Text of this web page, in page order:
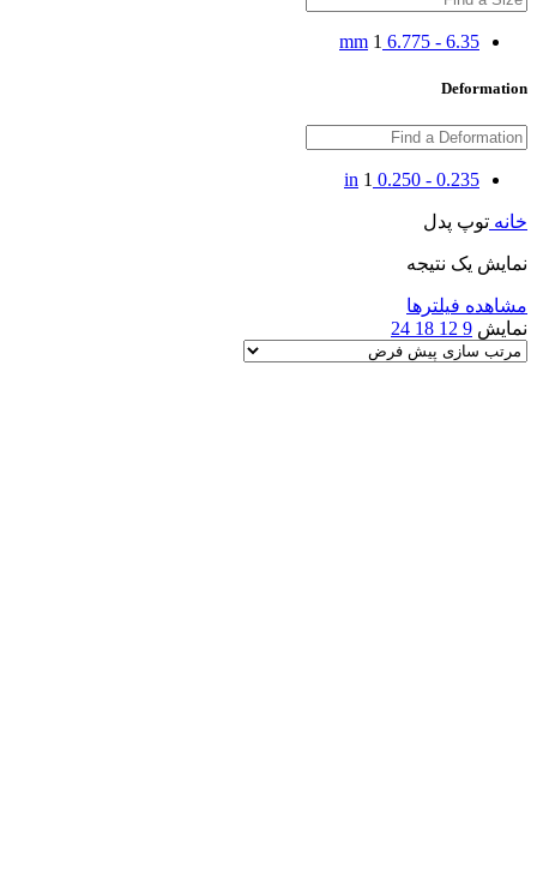
6.35 - 6.775 mm
1
Deformation
0.235 - 0.250 in
1
خانه توپ پدل
نمایش یک نتیجه
مشاهده فیلترها
نمایش 9
12
18
24